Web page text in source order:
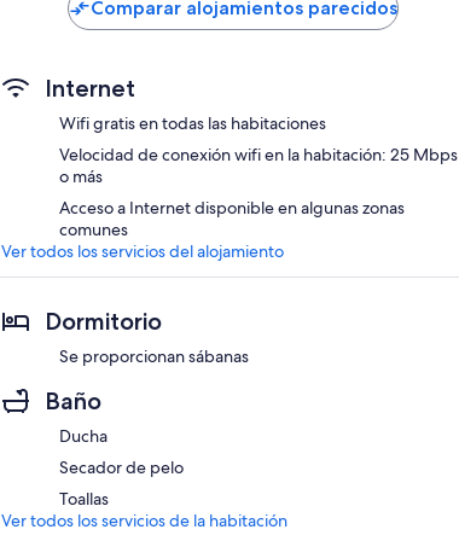
62 €
Comparar alojamientos parecidos
Internet
Wifi gratis en todas las habitaciones
Velocidad de conexión wifi en la habitación: 25 Mbps
o más
Acceso a Internet disponible en algunas zonas
comunes
Ver todos los servicios del alojamiento
Dormitorio
Se proporcionan sábanas
Baño
Ducha
Secador de pelo
Toallas
Ver todos los servicios de la habitación